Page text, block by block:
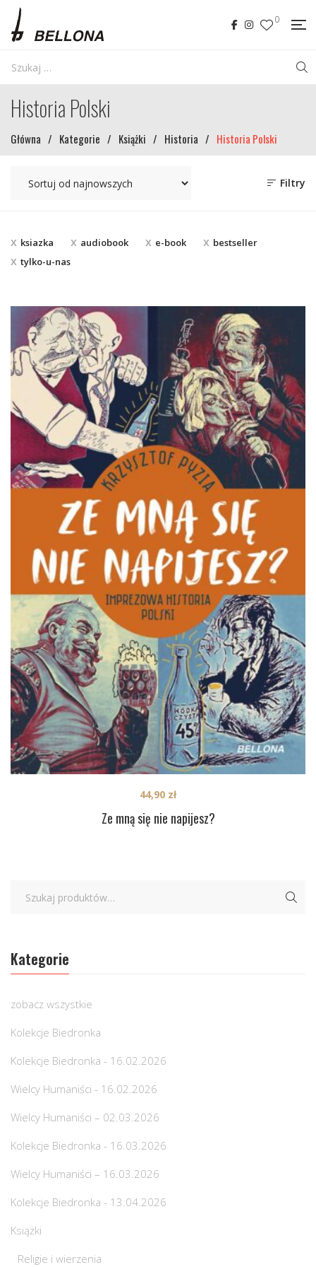
0
Historia Polski
Główna / Kategorie / Książki / Historia / Historia Polski
Filtry
ksiazka audiobook e-book
bestseller
tylko-u-nas
Ze mną się nie napijesz?
44,90 zł
Kategorie
zobacz wszystkie
Kolekcje Biedronka
Kolekcje Biedronka - 16.02.2026
Wielcy Humaniści - 16.02.2026
Wielcy Humaniści – 02.03.2026
Kolekcje Biedronka - 16.03.2026
Wielcy Humaniści – 16.03.2026
Kolekcje Biedronka - 13.04.2026
Książki
Religie i wierzenia